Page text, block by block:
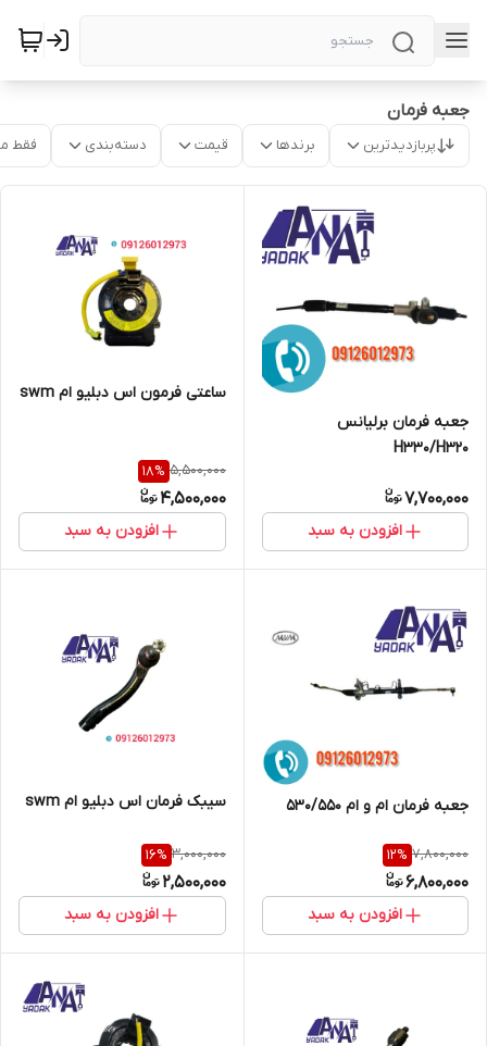
جعبه فرمان
پربازدیدترین برندها قیمت دسته‌بندی فقط
جعبه فرمان برلیانس
H330/H320
7,700,000
افزودن به سبد
ساعتی فرمون اس دبلیو ام swm
5,500,000
18%
4,500,000
افزودن به سبد
جعبه فرمان ام و ام 530/550
7,800,000
12%
6,800,000
افزودن به سبد
سیبک فرمان اس دبلیو ام swm
3,000,000
16%
2,500,000
افزودن به سبد